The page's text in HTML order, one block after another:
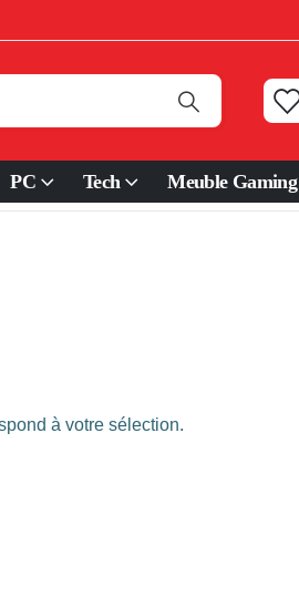
PC Tech Meuble Gaming
à votre sélection.